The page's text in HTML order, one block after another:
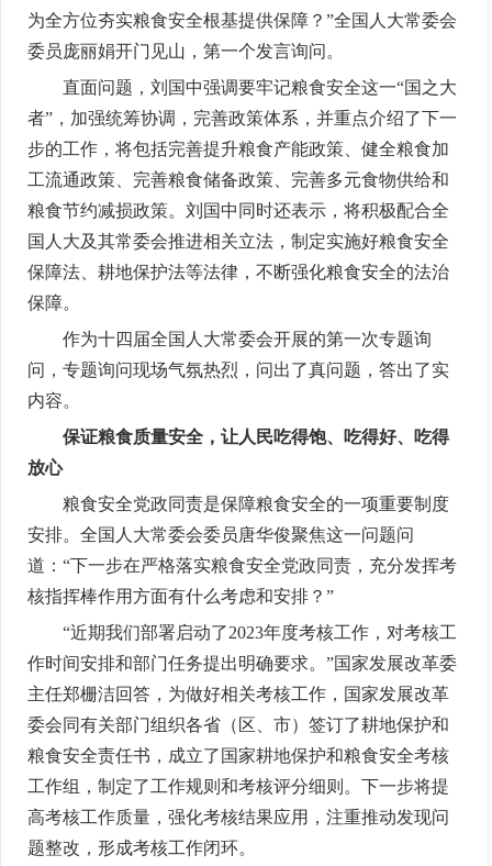
为全方位夯实粮食安全根基提供保障？”全国人大常委会
委员庞丽娟开门见山，第一个发言询问。
直面问题，刘国中强调要牢记粮食安全这一“国之大
者”，加强统筹协调，完善政策体系，并重点介绍了下一
步的工作，将包括完善提升粮食产能政策、健全粮食加
工流通政策、完善粮食储备政策、完善多元食物供给和
粮食节约减损政策。刘国中同时还表示，将积极配合全
国人大及其常委会推进相关立法，制定实施好粮食安全
保障法、耕地保护法等法律，不断强化粮食安全的法治
保障。
作为十四届全国人大常委会开展的第一次专题询
问，专题询问现场气氛热烈，问出了真问题，答出了实
内容。
保证粮食质量安全，让人民吃得饱、吃得好、吃得
放心
粮食安全党政同责是保障粮食安全的一项重要制度
安排。全国人大常委会委员唐华俊聚焦这一问题问
道：“下一步在严格落实粮食安全党政同责，充分发挥考
核指挥棒作用方面有什么考虑和安排？”
“近期我们部署启动了2023年度考核工作，对考核工
作时间安排和部门任务提出明确要求。”国家发展改革委
主任郑栅洁回答，为做好相关考核工作，国家发展改革
委会同有关部门组织各省（区、市）签订了耕地保护和
粮食安全责任书，成立了国家耕地保护和粮食安全考核
工作组，制定了工作规则和考核评分细则。下一步将提
高考核工作质量，强化考核结果应用，注重推动发现问
题整改，形成考核工作闭环。